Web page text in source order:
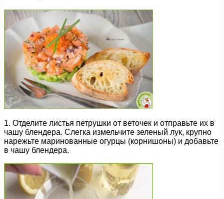
1. Отделите листья петрушки от веточек и отправьте их в
чашу блендера. Слегка измельчите зеленый лук, крупно
нарежьте маринованные огурцы (корнишоны) и добавьте
в чашу блендера.